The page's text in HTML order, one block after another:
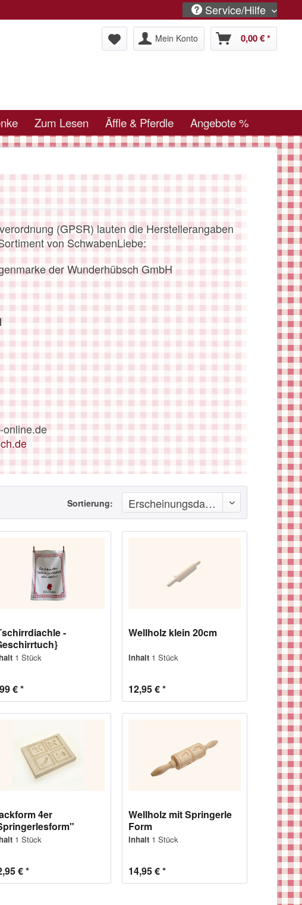
Service/Hilfe
Mein Konto 0,00 € *
Zum Lesen Äffle & Pferdle Angebote %
(GPSR) lauten die Herstellerangaben
von SchwabenLiebe:
der Wunderhübsch GmbH
online.de
Sortierung:
-
1 Stück
€ *
Wellholz klein 20cm
Inhalt 1 Stück
12,95 € *
4er
1 Stück
€ *
Wellholz mit Springerle
Form
Inhalt 1 Stück
14,95 € *